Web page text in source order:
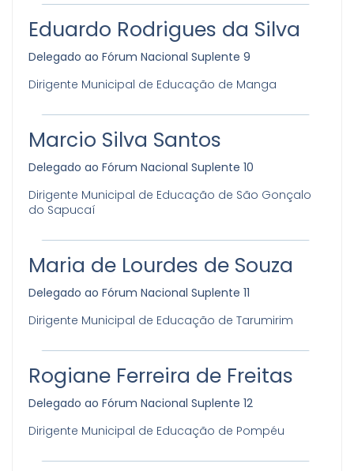
Eduardo Rodrigues da Silva
Delegado ao Fórum Nacional Suplente 9
Dirigente Municipal de Educação de Manga
Marcio Silva Santos
Delegado ao Fórum Nacional Suplente 10
Dirigente Municipal de Educação de São Gonçalo
do Sapucaí
Maria de Lourdes de Souza
Delegado ao Fórum Nacional Suplente 11
Dirigente Municipal de Educação de Tarumirim
Rogiane Ferreira de Freitas
Delegado ao Fórum Nacional Suplente 12
Dirigente Municipal de Educação de Pompéu